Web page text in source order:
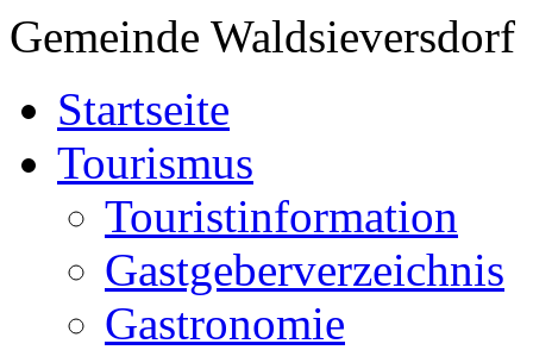
Gemeinde Waldsieversdorf
Startseite
Tourismus
Touristinformation
Gastgeberverzeichnis
Gastronomie